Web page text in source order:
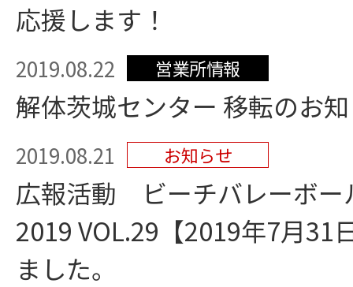
応援します！
2019.08.22 営業所情報
解体茨城センター 移転のお
2019.08.21 お知らせ
広報活動 ビーチバレーボー
2019 VOL.29【2019年7月31
ました。